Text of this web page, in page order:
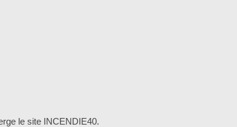
le site INCENDIE40.